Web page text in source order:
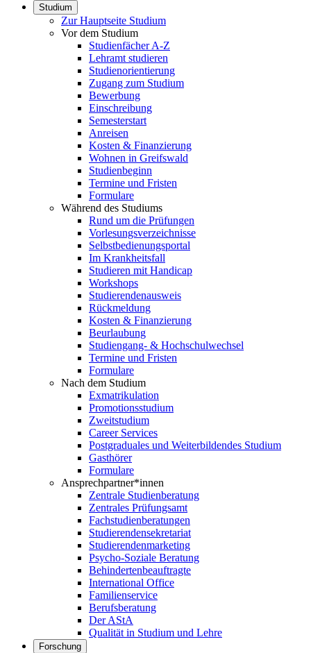
Studium
Zur Hauptseite Studium
Vor dem Studium
Studienfächer A-Z
Lehramt studieren
Studienorientierung
Zugang zum Studium
Bewerbung
Einschreibung
Semesterstart
Anreisen
Kosten & Finanzierung
Wohnen in Greifswald
Studienbeginn
Termine und Fristen
Formulare
Während des Studiums
Rund um die Prüfungen
Vorlesungsverzeichnisse
Selbstbedienungsportal
Im Krankheitsfall
Studieren mit Handicap
Workshops
Studierendenausweis
Rückmeldung
Kosten & Finanzierung
Beurlaubung
Studiengang- & Hochschulwechsel
Termine und Fristen
Formulare
Nach dem Studium
Exmatrikulation
Promotionsstudium
Zweitstudium
Career Services
Postgraduales und Weiterbildendes Studium
Gasthörer
Formulare
Ansprechpartner*innen
Zentrale Studienberatung
Zentrales Prüfungsamt
Fachstudienberatungen
Studierendensekretariat
Studierendenmarketing
Psycho-Soziale Beratung
Behindertenbeauftragte
International Office
Familienservice
Berufsberatung
Der AStA
Qualität in Studium und Lehre
Forschung